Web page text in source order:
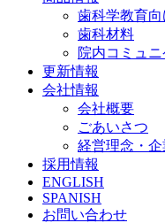
歯科学教育
歯科材料
院内コミュ
更新情報
会社情報
会社概要
ごあいさつ
経営理念・企
採用情報
ENGLISH
SPANISH
お問い合わせ